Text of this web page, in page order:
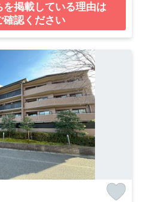
を掲載している理由は
確認ください